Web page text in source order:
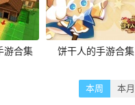
游合集 饼干人的手游合集
本周 本月